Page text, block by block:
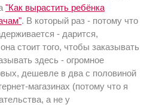
"Как вырастить ребёнка
. В который раз - потому что
- дарится,
стоит того, чтобы заказывать
здесь - огромное
дешевле в два с половиной
магазинах (потому что я
а не у